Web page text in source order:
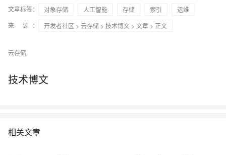
文章标签： 对象存储 人工智能 存储 索引
运维
来 源：
开发者社区 > 云存储 > 技术博文 > 文章 > 正文
云存储
技术博文
相关文章